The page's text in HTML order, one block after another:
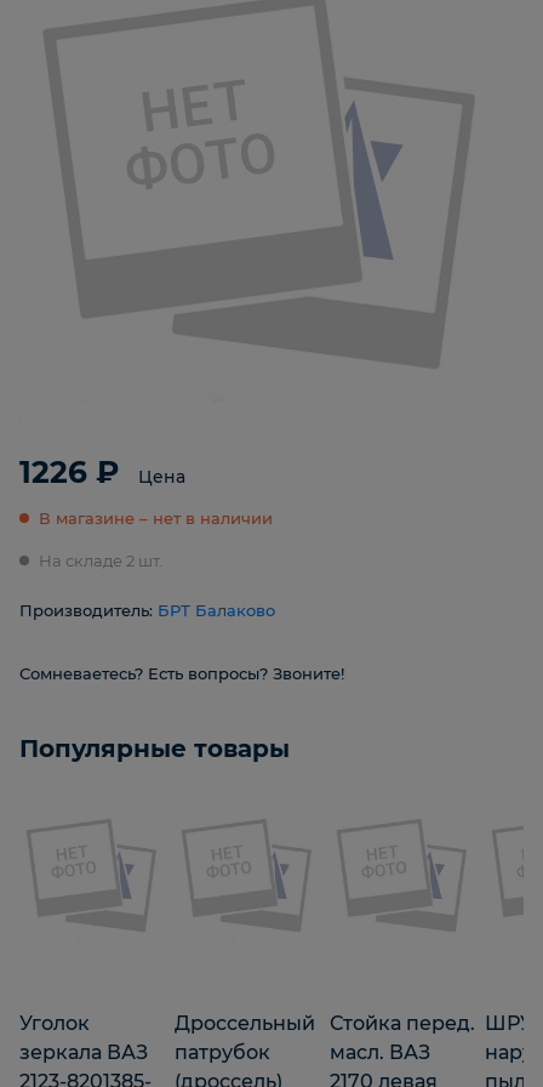
1226 ₽ Цена
В магазине – нет в наличии
На складе 2 шт.
Производитель: БРТ Балаково
Сомневаетесь? Есть вопросы? Звоните!
Популярные товары
Уголок
зеркала ВАЗ
2123-8201385-
Дроссельный
патрубок
(дроссель)
Стойка перед.
масл. ВАЗ
2170 левая